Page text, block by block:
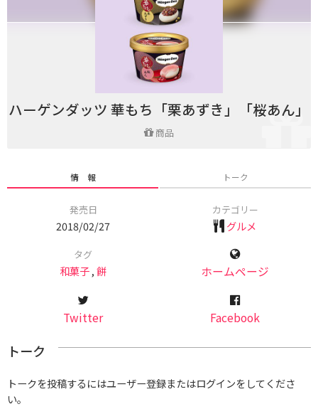
ハーゲンダッツ 華もち「栗あずき」「桜あん」
商品
情 報 トーク
発売日
2018/02/27
カテゴリー
グルメ
タグ
和菓子,餅 ホームページ
Twitter Facebook
トーク
トークを投稿するにはユーザー登録またはログインをしてくださ
い。